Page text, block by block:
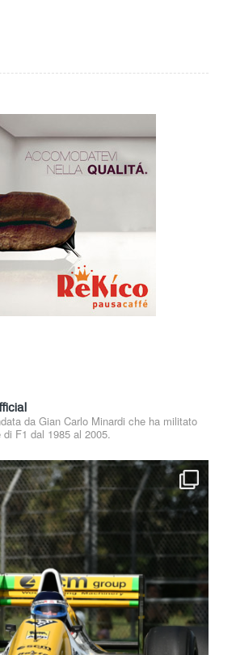
da Gian Carlo Minardi che ha militato
di F1 dal 1985 al 2005.